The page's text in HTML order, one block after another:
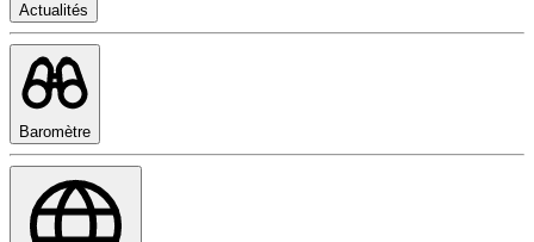
Actualités
Baromètre